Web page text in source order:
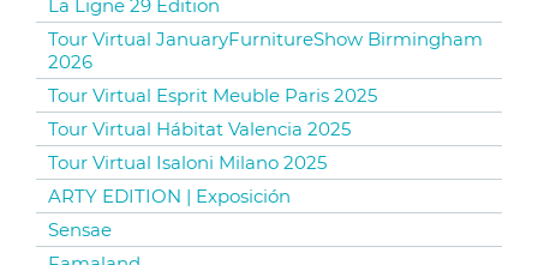
La Ligne 29 Edition
Tour Virtual JanuaryFurnitureShow Birmingham
2026
Tour Virtual Esprit Meuble Paris 2025
Tour Virtual Hábitat Valencia 2025
Tour Virtual Isaloni Milano 2025
ARTY EDITION | Exposición
Sensae